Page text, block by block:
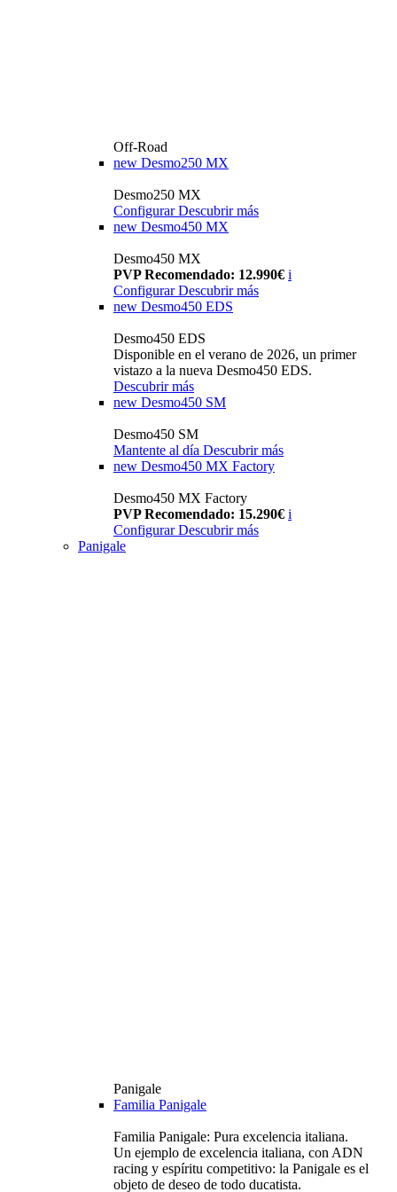
Off-Road
new Desmo250 MX
Desmo250 MX
Configurar Descubrir más
new Desmo450 MX
Desmo450 MX
PVP Recomendado: 12.990€ i
Configurar Descubrir más
new Desmo450 EDS
Desmo450 EDS
Disponible en el verano de 2026, un primer
vistazo a la nueva Desmo450 EDS.
Descubrir más
new Desmo450 SM
Desmo450 SM
Mantente al día Descubrir más
new Desmo450 MX Factory
Desmo450 MX Factory
PVP Recomendado: 15.290€ i
Configurar Descubrir más
Panigale
Panigale
Familia Panigale
Familia Panigale: Pura excelencia italiana.
Un ejemplo de excelencia italiana, con ADN
racing y espíritu competitivo: la Panigale es el
objeto de deseo de todo ducatista.